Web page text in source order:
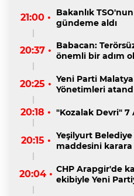
21:00 •
Bakanlık
gündeme aldı
20:37 • Babacan:
önemli bir adım
20:25 • Yeni Parti
Yönetimleri
20:18 • "Kozalak Devri" 7
20:15 • Yeşilyurt
maddesini karara
20:04 • CHP Arapgir'de
ekibiyle Yeni